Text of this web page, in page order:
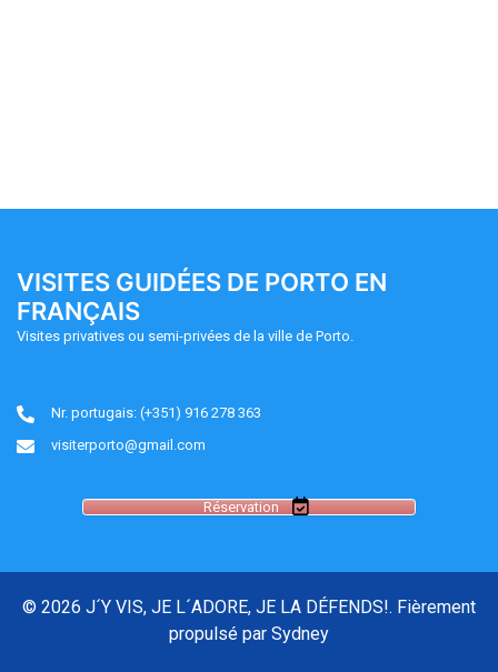
VISITES GUIDÉES DE PORTO EN
FRANÇAIS
Visites privatives ou semi-privées de la ville de Porto.
Nr. portugais: (+351) 916 278 363
visiterporto@gmail.com
Réservation
© 2026 J´Y VIS, JE L´ADORE, JE LA DÉFENDS!. Fièrement
propulsé par Sydney